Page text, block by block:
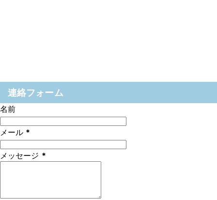
連絡フォーム
名前
メール *
メッセージ *